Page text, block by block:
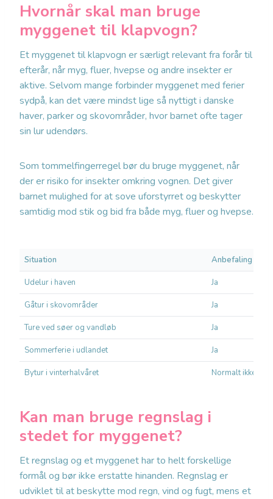
Hvornår skal man bruge
myggenet til klapvogn?
Et myggenet til klapvogn er særligt relevant fra forår til
efterår, når myg, fluer, hvepse og andre insekter er
aktive. Selvom mange forbinder myggenet med ferier
sydpå, kan det være mindst lige så nyttigt i danske
haver, parker og skovområder, hvor barnet ofte tager
sin lur udendørs.
Som tommelfingerregel bør du bruge myggenet, når
der er risiko for insekter omkring vognen. Det giver
barnet mulighed for at sove uforstyrret og beskytter
samtidig mod stik og bid fra både myg, fluer og hvepse.
Situation Anbefaling
Udelur i haven Ja
Gåtur i skovområder Ja
Ture ved søer og vandløb Ja
Sommerferie i udlandet Ja
Bytur i vinterhalvåret Normalt ikke
Kan man bruge regnslag i
stedet for myggenet?
Et regnslag og et myggenet har to helt forskellige
formål og bør ikke erstatte hinanden. Regnslag er
udviklet til at beskytte mod regn, vind og fugt, mens et